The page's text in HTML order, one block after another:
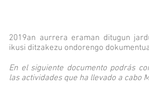
2019an aurrera eraman ditugun
ikusi ditzakezu ondorengo
En el siguiente documento podrás
las actividades que ha llevado a cabo